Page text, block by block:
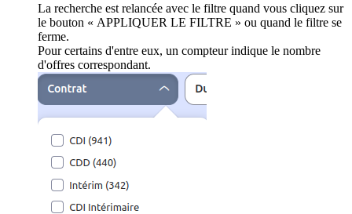
La recherche est relancée avec le filtre quand vous cliquez sur
le bouton « APPLIQUER LE FILTRE » ou quand le filtre se
ferme.
Pour certains d'entre eux, un compteur indique le nombre
d'offres correspondant.